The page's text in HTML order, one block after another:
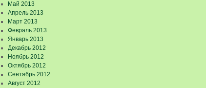
Май 2013
Апрель 2013
Март 2013
Февраль 2013
Январь 2013
Декабрь 2012
Ноябрь 2012
Октябрь 2012
Сентябрь 2012
Август 2012